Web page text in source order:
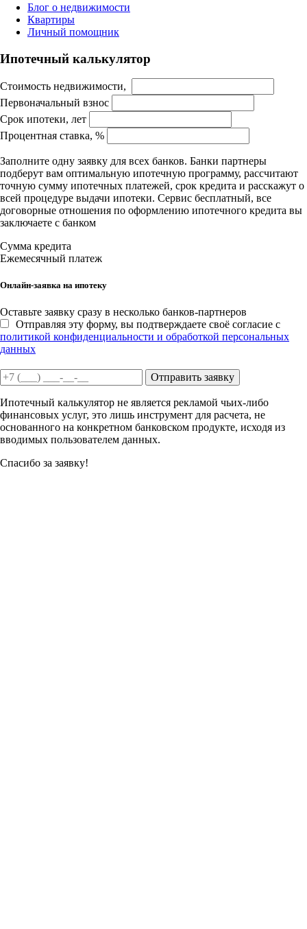
Блог о недвижимости
Квартиры
Личный помощник
Ипотечный калькулятор
Стоимость недвижимости,
Первоначальный взнос
Срок ипотеки, лет
Процентная ставка, %
Заполните одну заявку для всех банков. Банки партнеры
подберут вам оптимальную ипотечную программу, рассчитают
точную сумму ипотечных платежей, срок кредита и расскажут о
всей процедуре выдачи ипотеки. Сервис бесплатный, все
договорные отношения по оформлению ипотечного кредита вы
заключаете с банком
Сумма кредита
Ежемесячный платеж
Онлайн-заявка на ипотеку
Оставьте заявку сразу в несколько банков-партнеров
Отправляя эту форму, вы подтверждаете своё согласие с
политикой конфиденциальности и обработкой персональных
данных
Отправить заявку
Ипотечный калькулятор не является рекламой чьих-либо
финансовых услуг, это лишь инструмент для расчета, не
основанного на конкретном банковском продукте, исходя из
вводимых пользователем данных.
Спасибо за заявку!